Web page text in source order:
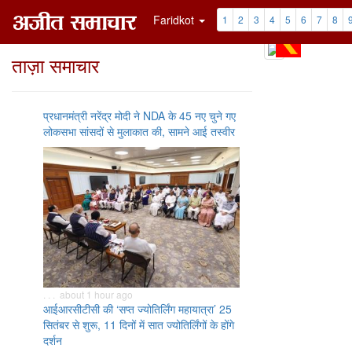
Faridkot 1 2 3 4 5 6 7 8 9
ताज़ा समाचार
प्रधानमंत्री नरेंद्र मोदी ने NDA के 45 नए चुने गए
लोकसभा सांसदों से मुलाकात की, सामने आई तस्वीर
. . . about 1 hour ago
आईआरसीटीसी की ‘सप्त ज्योतिर्लिंग महायात्रा’ 25
सितंबर से शुरू, 11 दिनों में सात ज्योतिर्लिंगों के होंगे
दर्शन